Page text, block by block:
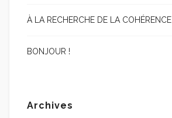
À LA RECHERCHE DE LA COHÉRENCE
BONJOUR !
Archives